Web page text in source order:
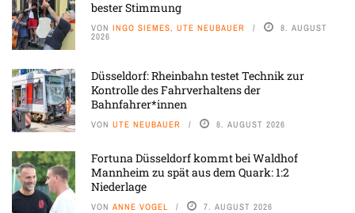
bester Stimmung
VON INGO SIEMES, UTE NEUBAUER 8. AUGUST
2026
Düsseldorf: Rheinbahn testet Technik zur
Kontrolle des Fahrverhaltens der
Bahnfahrer*innen
VON UTE NEUBAUER 8. AUGUST 2026
Fortuna Düsseldorf kommt bei Waldhof
Mannheim zu spät aus dem Quark: 1:2
Niederlage
VON ANNE VOGEL 7. AUGUST 2026